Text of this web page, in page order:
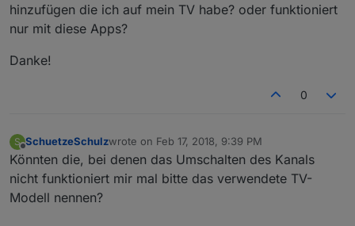
hinzufügen die ich auf mein TV habe? oder funktioniert
nur mit diese Apps?
Danke!
0
S
Offline
SchuetzeSchulzwrote on Feb 17, 2018, 9:39 PM
last edited by
Könnten die, bei denen das Umschalten des Kanals
nicht funktioniert mir mal bitte das verwendete TV-
Modell nennen?